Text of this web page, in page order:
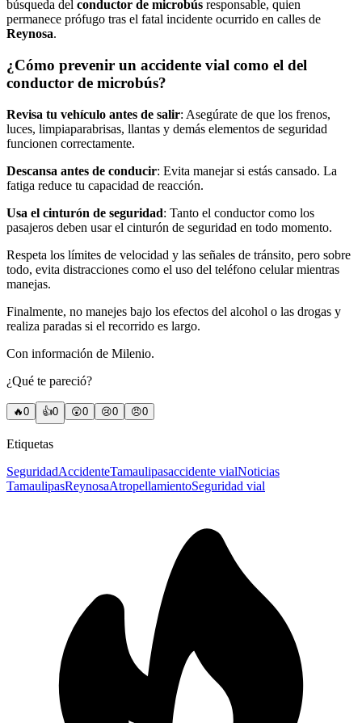
búsqueda del conductor de microbús responsable, quien
permanece prófugo tras el fatal incidente ocurrido en calles de
Reynosa.
¿Cómo prevenir un accidente vial como el del
conductor de microbús?
Revisa tu vehículo antes de salir: Asegúrate de que los frenos,
luces, limpiaparabrisas, llantas y demás elementos de seguridad
funcionen correctamente.
Descansa antes de conducir: Evita manejar si estás cansado. La
fatiga reduce tu capacidad de reacción.
Usa el cinturón de seguridad: Tanto el conductor como los
pasajeros deben usar el cinturón de seguridad en todo momento.
Respeta los límites de velocidad y las señales de tránsito, pero sobre
todo, evita distracciones como el uso del teléfono celular mientras
manejas.
Finalmente, no manejes bajo los efectos del alcohol o las drogas y
realiza paradas si el recorrido es largo.
Con información de Milenio.
¿Qué te pareció?
🔥0 👍0 😲0 😢0 😠0
Etiquetas
SeguridadAccidenteTamaulipasaccidente vialNoticias
TamaulipasReynosaAtropellamientoSeguridad vial